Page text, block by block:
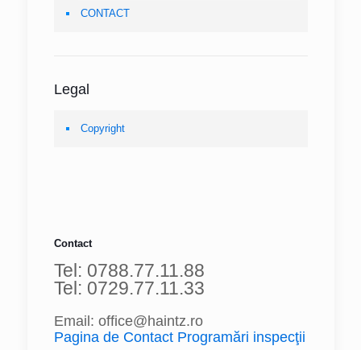
CONTACT
Legal
Copyright
Contact
Tel: 0788.77.11.88
Tel: 0729.77.11.33
Email: office@haintz.ro
Pagina de Contact Programări inspecţii